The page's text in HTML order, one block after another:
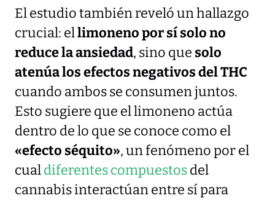
El estudio también reveló un hallazgo
crucial: ellimoneno por sí solo no
reduce la ansiedad, sino que solo
atenúa los efectos negativos del THC
cuando ambos se consumen juntos.
Esto sugiere que el limoneno actúa
dentro de lo que se conoce como el
«efecto séquito», un fenómeno por el
cualdiferentes compuestosdel
cannabis interactúan entre sí para